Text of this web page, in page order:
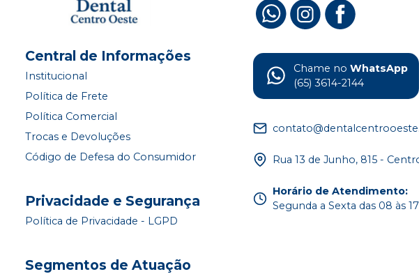
Central de Informações
Institucional
Política de Frete
Política Comercial
Trocas e Devoluções
Código de Defesa do Consumidor
Privacidade e Segurança
Política de Privacidade - LGPD
Segmentos de Atuação
Chame no WhatsApp
(65) 3614-2144
Rua 13 de Junho, 815 -
Horário de Atendimento:
Segunda a Sexta das 08 às